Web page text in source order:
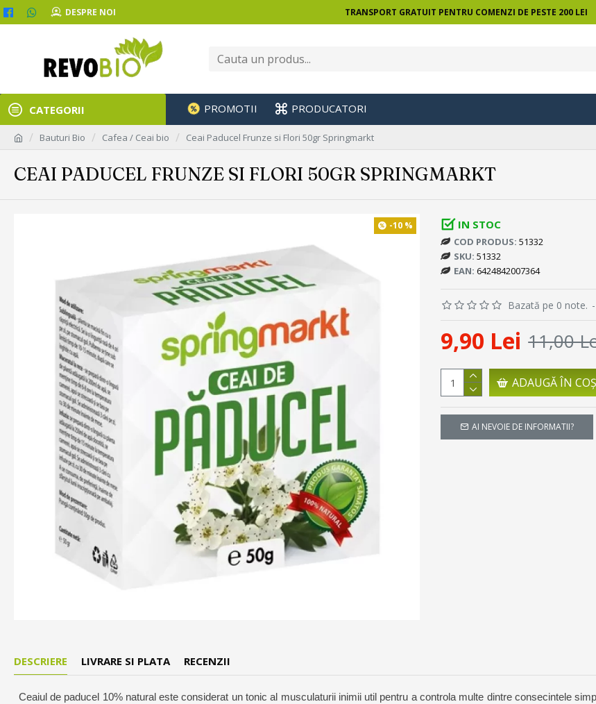
DESPRE NOI TRANSPORT GRATUIT PENTRU COMENZI DE PESTE 200 LEI
CATEGORII PROMOTII PRODUCATORI
Bauturi Bio Cafea / Ceai bio Ceai Paducel Frunze si Flori 50gr Springmarkt
CEAI PADUCEL FRUNZE SI FLORI 50GR SPRINGMARKT
-10 % IN STOC
COD PRODUS: 51332
SKU: 51332
EAN: 6424842007364
Bazată pe 0 note. -
9,90 Lei 11,00
ADAUGĂ ÎN COŞ
AI NEVOIE DE INFORMATII?
DESCRIERE LIVRARE SI PLATA RECENZII
Ceaiul de paducel 10% natural este considerat un tonic al musculaturii inimii util pentru a controla multe dintre consecintele